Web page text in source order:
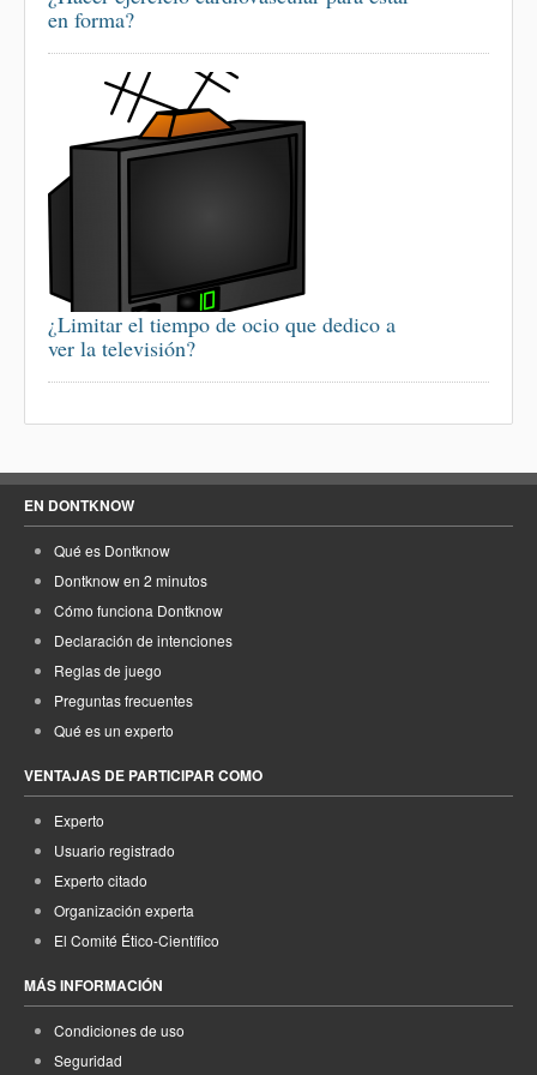
en forma?
¿Limitar el tiempo de ocio que dedico a
ver la televisión?
EN DONTKNOW
Qué es Dontknow
Dontknow en 2 minutos
Cómo funciona Dontknow
Declaración de intenciones
Reglas de juego
Preguntas frecuentes
Qué es un experto
VENTAJAS DE PARTICIPAR COMO
Experto
Usuario registrado
Experto citado
Organización experta
El Comité Ético-Científico
MÁS INFORMACIÓN
Condiciones de uso
Seguridad